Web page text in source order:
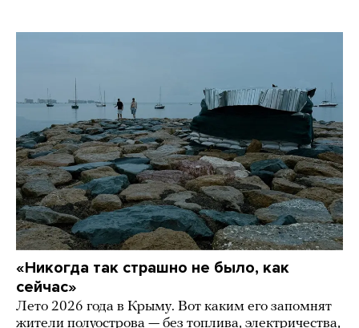
«Никогда так страшно не было, как
сейчас»
Лето 2026 года в Крыму. Вот каким его запомнят
жители полуострова — без топлива, электричества,